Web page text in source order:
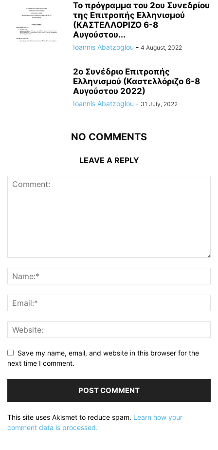
Το πρόγραμμα του 2ου Συνεδρίου
της Επιτροπής Ελληνισμού
(ΚΑΣΤΕΛΛΟΡΙΖΟ 6-8
Αυγούστου...
Ioannis Abatzoglou - 4 August, 2022
2ο Συνέδριο Επιτροπής
Ελληνισμού (Καστελλόριζο 6-8
Αυγούστου 2022)
Ioannis Abatzoglou - 31 July, 2022
NO COMMENTS
LEAVE A REPLY
Save my name, email, and website in this browser for the
next time I comment.
This site uses Akismet to reduce spam. Learn how your
comment data is processed.